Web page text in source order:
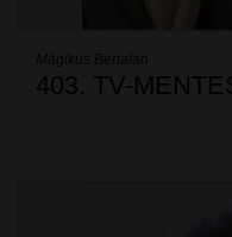
Mágikus Bertalan
403. TV-